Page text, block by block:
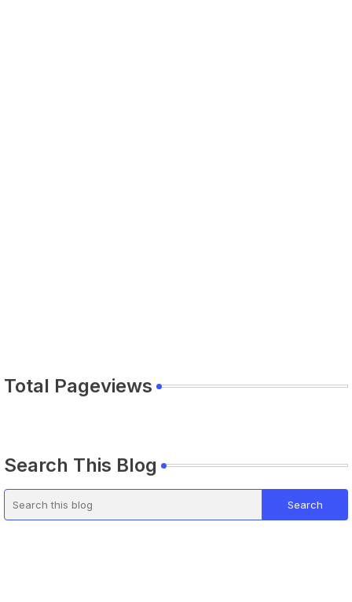
Total Pageviews
Search This Blog